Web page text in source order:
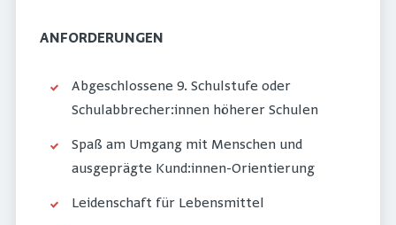
ANFORDERUNGEN
Abgeschlossene 9. Schulstufe oder
Schulabbrecher:innen höherer Schulen
Spaß am Umgang mit Menschen und
ausgeprägte Kund:innen-Orientierung
Leidenschaft für Lebensmittel